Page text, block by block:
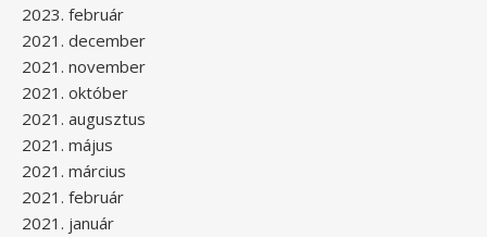
2023. február
2021. december
2021. november
2021. október
2021. augusztus
2021. május
2021. március
2021. február
2021. január